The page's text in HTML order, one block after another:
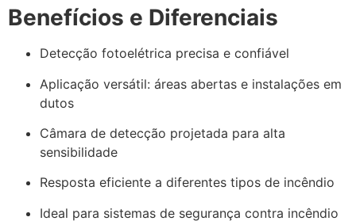
Benefícios e Diferenciais
Detecção fotoelétrica precisa e confiável
Aplicação versátil: áreas abertas e instalações em
dutos
Câmara de detecção projetada para alta
sensibilidade
Resposta eficiente a diferentes tipos de incêndio
Ideal para sistemas de segurança contra incêndio